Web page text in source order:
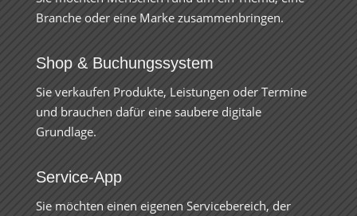
Branche oder eine Marke zusammenbringen.
Shop & Buchungssystem
Sie verkaufen Produkte, Leistungen oder Termine
und brauchen dafür eine saubere digitale
Grundlage.
Service-App
Sie möchten einen eigenen Servicebereich, der